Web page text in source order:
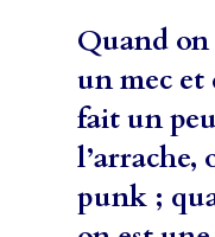
Quand on
un mec et
fait un
l’arrache,
punk ;